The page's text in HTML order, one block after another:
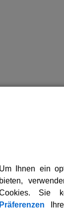
Um Ihnen ein
bieten,
Sie
Präferenzen